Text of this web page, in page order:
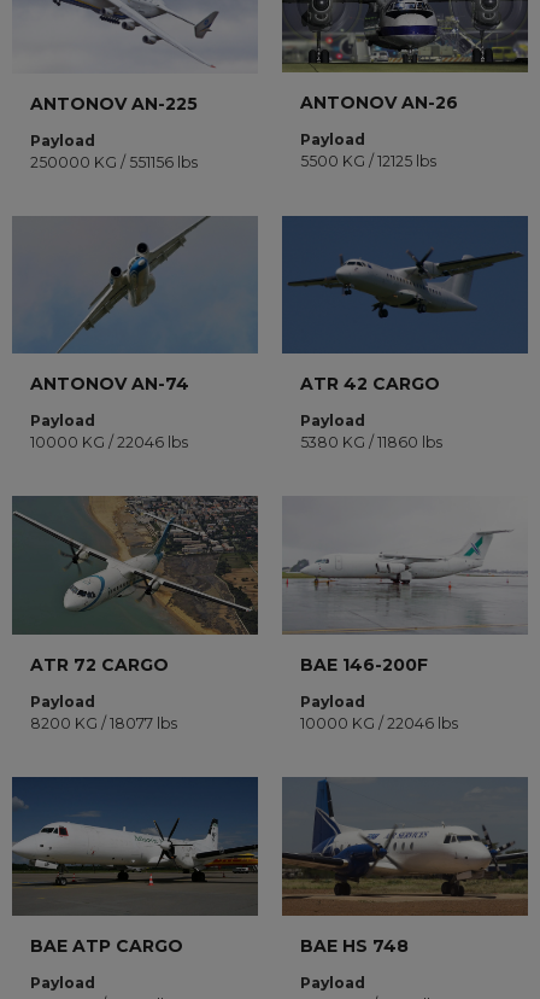
ANTONOV AN-225
Payload
250000 KG / 551156 lbs
ANTONOV AN-26
Payload
5500 KG / 12125 lbs
ANTONOV AN-74
Payload
10000 KG / 22046 lbs
ATR 42 CARGO
Payload
5380 KG / 11860 lbs
ATR 72 CARGO
Payload
8200 KG / 18077 lbs
BAE 146-200F
Payload
10000 KG / 22046 lbs
BAE ATP CARGO
Payload
BAE HS 748
Payload